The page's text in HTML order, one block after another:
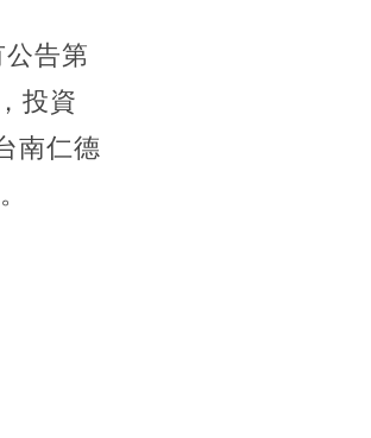
告第
投資
南仁德